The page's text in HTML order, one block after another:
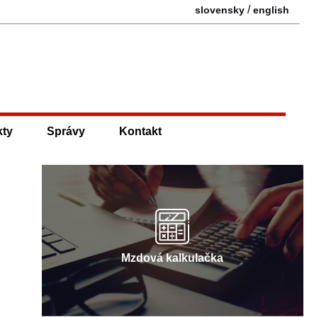
slovensky /english
Správy Kontakt
Mzdová kalkulačka